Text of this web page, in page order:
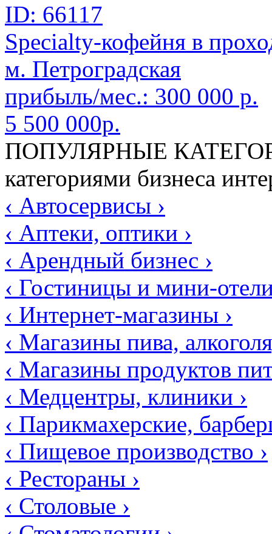
ID: 66117
Specialty-кофейня в
м. Петроградская
прибыль/мес.: 300 000 р.
5 500 000р.
ПОПУЛЯРНЫЕ
категориями бизнеса
‹ Автосервисы ›
‹ Аптеки, оптики ›
‹ Арендный бизнес ›
‹ Гостиницы и мини-
‹ Интернет-магазины ›
‹ Магазины пива,
‹ Магазины продуктов
‹ Медцентры, клиники ›
‹ Парикмахерские,
‹ Пищевое производство ›
‹ Рестораны ›
‹ Столовые ›